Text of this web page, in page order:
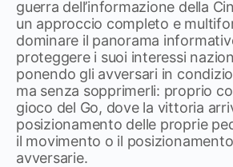
guerra dell’informazione della
un approccio completo e
dominare il panorama
proteggere i suoi interessi
ponendo gli avversari in
ma senza sopprimerli: proprio
gioco del Go, dove la vittoria
posizionamento delle proprie
il movimento o il
avversarie.